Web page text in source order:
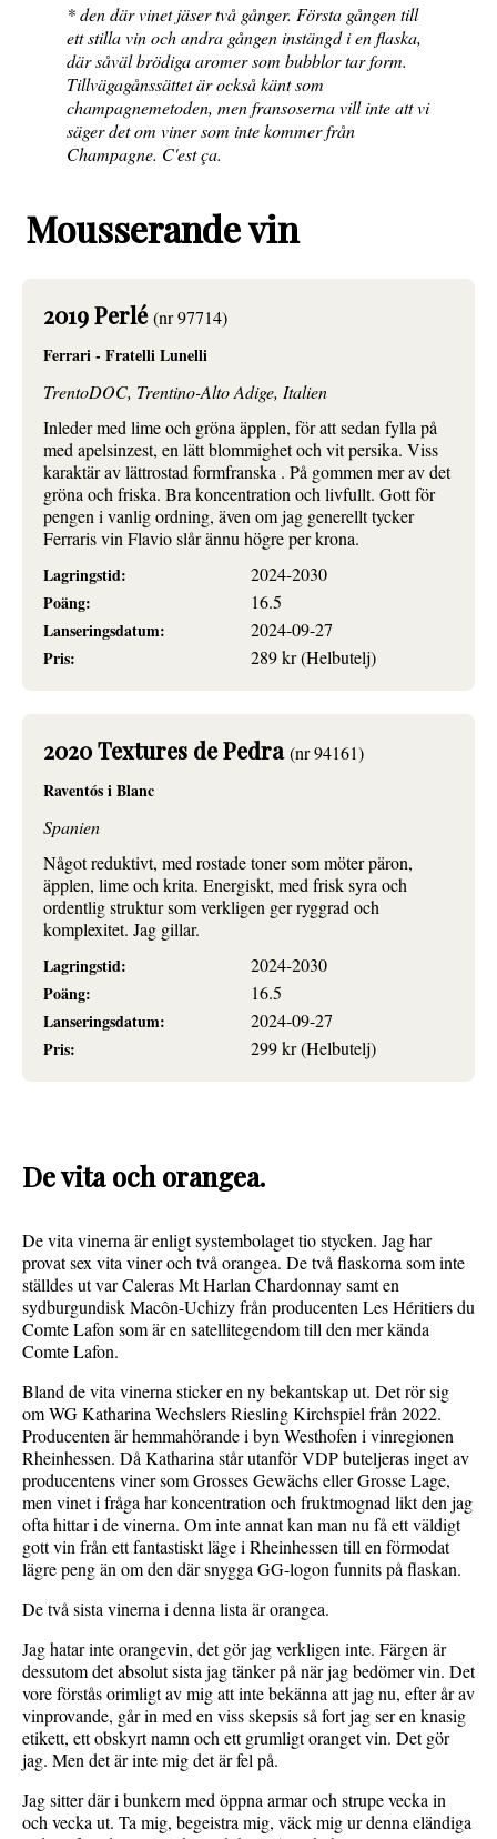
* den där vinet jäser två gånger. Första gången till
ett stilla vin och andra gången instängd i en flaska,
där såväl brödiga aromer som bubblor tar form.
Tillvägagånssättet är också känt som
champagnemetoden, men fransoserna vill inte att vi
säger det om viner som inte kommer från
Champagne. C'est ça.
Mousserande vin
2019 Perlé (nr 97714)
Ferrari - Fratelli Lunelli
TrentoDOC, Trentino-Alto Adige, Italien
Inleder med lime och gröna äpplen, för att sedan fylla på
med apelsinzest, en lätt blommighet och vit persika. Viss
karaktär av lättrostad formfranska . På gommen mer av det
gröna och friska. Bra koncentration och livfullt. Gott för
pengen i vanlig ordning, även om jag generellt tycker
Ferraris vin Flavio slår ännu högre per krona.
Lagringstid:
2024-2030
Poäng:
16.5
Lanseringsdatum:
2024-09-27
Pris:
289 kr (Helbutelj)
2020 Textures de Pedra(nr 94161)
Raventós i Blanc
Spanien
Något reduktivt, med rostade toner som möter päron,
äpplen, lime och krita. Energiskt, med frisk syra och
ordentlig struktur som verkligen ger ryggrad och
komplexitet. Jag gillar.
Lagringstid:
2024-2030
Poäng:
16.5
Lanseringsdatum:
2024-09-27
Pris:
299 kr (Helbutelj)
De vita och orangea.
De vita vinerna är enligt systembolaget tio stycken. Jag har
provat sex vita viner och två orangea. De två flaskorna som inte
ställdes ut var Caleras Mt Harlan Chardonnay samt en
sydburgundisk Macôn-Uchizy från producenten Les Héritiers du
Comte Lafon som är en satellitegendom till den mer kända
Comte Lafon.
Bland de vita vinerna sticker en ny bekantskap ut. Det rör sig
om WG Katharina Wechslers Riesling Kirchspiel från 2022.
Producenten är hemmahörande i byn Westhofen i vinregionen
Rheinhessen. Då Katharina står utanför VDP buteljeras inget av
producentens viner som Grosses Gewächs eller Grosse Lage,
men vinet i fråga har koncentration och fruktmognad likt den jag
ofta hittar i de vinerna. Om inte annat kan man nu få ett väldigt
gott vin från ett fantastiskt läge i Rheinhessen till en förmodat
lägre peng än om den där snygga GG-logon funnits på flaskan.
De två sista vinerna i denna lista är orangea.
Jag hatar inte orangevin, det gör jag verkligen inte. Färgen är
dessutom det absolut sista jag tänker på när jag bedömer vin. Det
vore förstås orimligt av mig att inte bekänna att jag nu, efter år av
vinprovande, går in med en viss skepsis så fort jag ser en knasig
etikett, ett obskyrt namn och ett grumligt oranget vin. Det gör
jag. Men det är inte mig det är fel på.
Jag sitter där i bunkern med öppna armar och strupe vecka in
och vecka ut. Ta mig, begeistra mig, väck mig ur denna eländiga